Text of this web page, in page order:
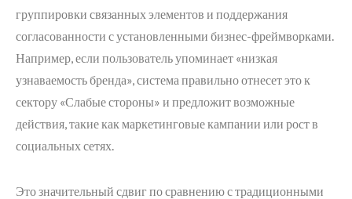
группировки связанных элементов и поддержания
согласованности с установленными бизнес-фреймворками.
Например, если пользователь упоминает «низкая
узнаваемость бренда», система правильно отнесет это к
сектору «Слабые стороны» и предложит возможные
действия, такие как маркетинговые кампании или рост в
социальных сетях.
Это значительный сдвиг по сравнению с традиционными